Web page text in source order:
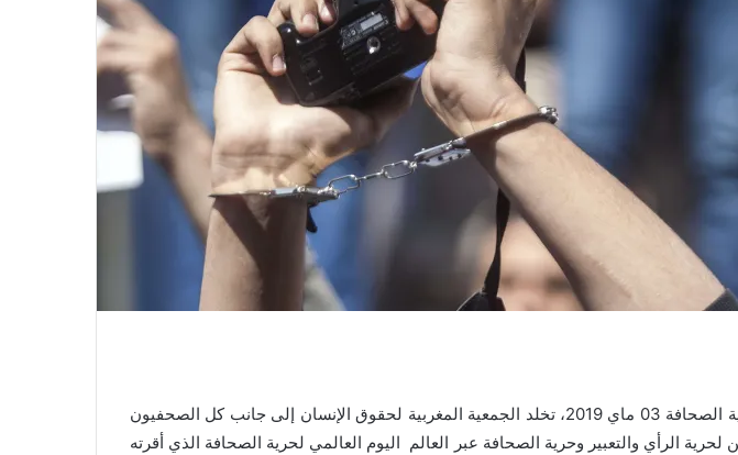
بمناسبة اليوم العالمي لحرية الصحافة 03 ماي 2019، تخلد الجمعية المغربية لحقوق الإنسان إلى جانب كل الصحفيون
الرأي والتعبير وحرية الصحافة عبر العالم اليوم العالمي لحرية الصحافة الذي أقرته